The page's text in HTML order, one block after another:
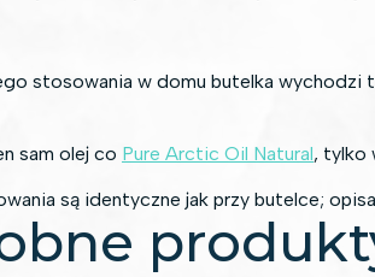
stosowania w domu butelka wychodzi
sam olej co Pure Arctic Oil Natural, tylko
są identyczne jak przy butelce;